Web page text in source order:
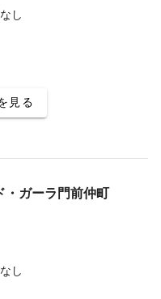
なし
見る
・ガーラ門前仲町
なし